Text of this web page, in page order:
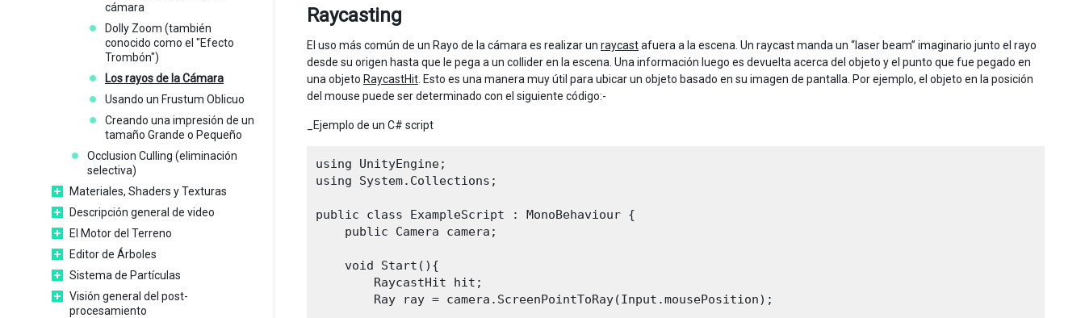
cámara
Dolly Zoom (también
conocido como el "Efecto
Trombón")
Los rayos de la Cámara
Usando un Frustum Oblicuo
Creando una impresión de un
tamaño Grande o Pequeño
Occlusion Culling (eliminación
selectiva)
Materiales, Shaders y Texturas
Descripción general de video
El Motor del Terreno
Editor de Árboles
Sistema de Partículas
Visión general del post-
procesamiento
Raycasting
El uso más común de un Rayo de la cámara es realizar un raycastafuera a la escena. Un raycast manda un “laser beam” imaginario junto el rayo
desde su origen hasta que le pega a un collider en la escena. Una información luego es devuelta acerca del objeto y el punto que fue pegado en
una objeto RaycastHit . Esto es una manera muy útil para ubicar un objeto basado en su imagen de pantalla. Por ejemplo, el objeto en la posición
del mouse puede ser determinado con el siguiente código:-
_Ejemplo de un C# script
using UnityEngine;
using System.Collections;
public class ExampleScript : MonoBehaviour {
    public Camera camera;
    void Start(){
        RaycastHit hit;
        Ray ray = camera.ScreenPointToRay(Input.mousePosition);